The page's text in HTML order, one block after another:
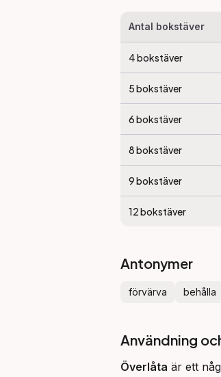
Antal bokstäver
4bokstäver
5bokstäver
6bokstäver
8bokstäver
9bokstäver
12bokstäver
Antonymer
förvärva behålla
Användning
Överlåta är ett